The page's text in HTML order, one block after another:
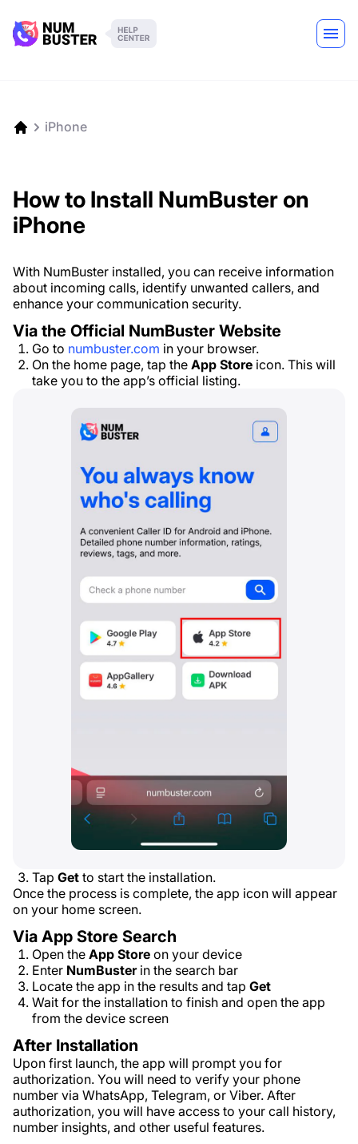
iPhone
How to Install NumBuster on
iPhone
With NumBuster installed, you can receive information
about incoming calls, identify unwanted callers, and
enhance your communication security.
Via the Official NumBuster Website
Go to numbuster.com in your browser.
On the home page, tap the App Store icon. This will
take you to the app’s official listing.
Tap Get to start the installation.
Once the process is complete, the app icon will appear
on your home screen.
Via App Store Search
Open the App Store on your device
Enter NumBusterin the search bar
Locate the app in the results and tap Get
Wait for the installation to finish and open the app
from the device screen
After Installation
Upon first launch, the app will prompt you for
authorization. You will need to verify your phone
number via WhatsApp, Telegram, or Viber. After
authorization, you will have access to your call history,
number insights, and other useful features.